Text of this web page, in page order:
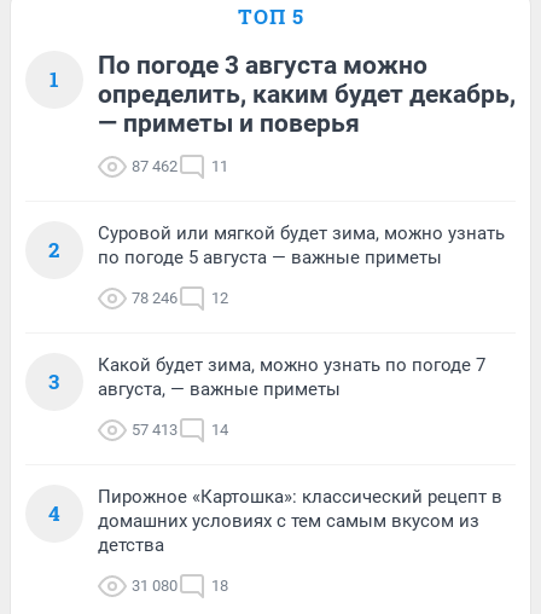
ТОП 5
1
По погоде 3 августа можно
определить, каким будет декабрь,
— приметы и поверья
87 462 11
2
Суровой или мягкой будет зима, можно узнать
по погоде 5 августа — важные приметы
78 246 12
3
Какой будет зима, можно узнать по погоде 7
августа, — важные приметы
57 413 14
4
Пирожное «Картошка»: классический рецепт в
домашних условиях с тем самым вкусом из
детства
31 080 18